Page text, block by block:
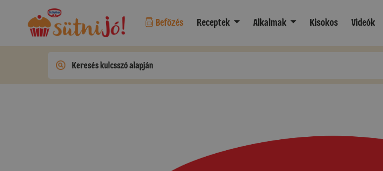
Befőzés Receptek Alkalmak Kisokos Videók